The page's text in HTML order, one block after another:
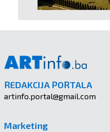
REDAKCIJA PORTALA
artinfo.portal@gmail.com
Marketing